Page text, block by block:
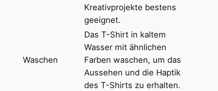
e
Kreativprojekte bestens
geeignet.
Waschen
Das T-Shirt in kaltem
Wasser mit ähnlichen
Farben waschen, um das
Aussehen und die Haptik
des T-Shirts zu erhalten.